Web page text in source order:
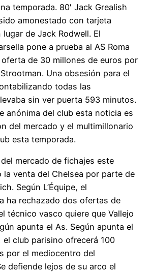
temporada. 80′ Jack Grealish
amonestado con tarjeta
lugar de Jack Rodwell. El
pone a prueba al AS Roma
de 30 millones de euros por
Una obsesión para el
todas las
sin ver puerta 593 minutos.
anónima del club esta noticia es
del mercado y el multimillonario
esta temporada.
mercado de fichajes este
la venta del Chelsea por parte de
Según L’Équipe, el
ha rechazado dos ofertas de
técnico vasco quiere que Vallejo
apunta el As. Según apunta el
el club parisino ofrecerá 100
por el mediocentro del
defiende lejos de su arco el